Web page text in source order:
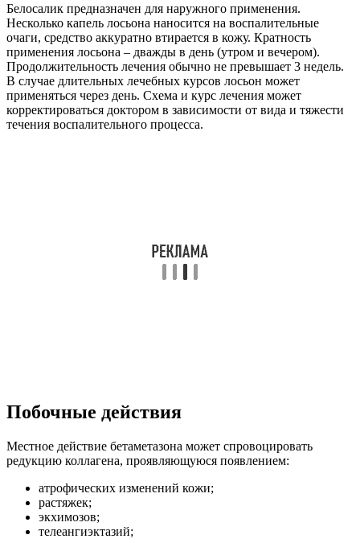
Белосалик предназначен для наружного применения.
Несколько капель лосьона наносится на воспалительные
очаги, средство аккуратно втирается в кожу. Кратность
применения лосьона – дважды в день (утром и вечером).
Продолжительность лечения обычно не превышает 3 недель.
В случае длительных лечебных курсов лосьон может
применяться через день. Схема и курс лечения может
корректироваться доктором в зависимости от вида и тяжести
течения воспалительного процесса.
Побочные действия
Местное действие бетаметазона может спровоцировать
редукцию коллагена, проявляющуюся появлением:
атрофических изменений кожи;
растяжек;
экхимозов;
телеангиэктазий;